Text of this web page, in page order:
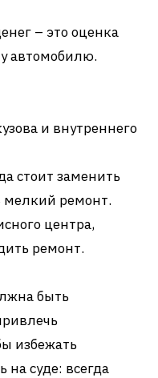
– это оценка
автомобилю.
и внутреннего
стоит заменить
мелкий ремонт.
центра,
ремонт.
быть
избежать
на суде: всегда